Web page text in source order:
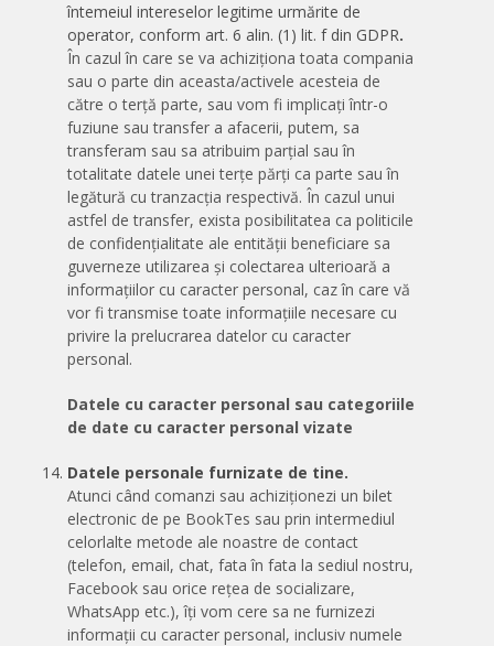
întemeiul intereselor legitime urmărite de
operator, conform art. 6 alin. (1) lit. f din GDPR.
În cazul în care se va achiziționa toata compania
sau o parte din aceasta/activele acesteia de
către o terță parte, sau vom fi implicați într-o
fuziune sau transfer a afacerii, putem, sa
transferam sau sa atribuim parțial sau în
totalitate datele unei terțe părți ca parte sau în
legătură cu tranzacția respectivă. În cazul unui
astfel de transfer, exista posibilitatea ca politicile
de confidențialitate ale entității beneficiare sa
guverneze utilizarea și colectarea ulterioară a
informațiilor cu caracter personal, caz în care vă
vor fi transmise toate informațiile necesare cu
privire la prelucrarea datelor cu caracter
personal.
Datele cu caracter personal sau categoriile
de date cu caracter personal vizate
Datele personale furnizate de tine.
Atunci când comanzi sau achiziționezi un bilet
electronic de pe BookTes sau prin intermediul
celorlalte metode ale noastre de contact
(telefon, email, chat, fata în fata la sediul nostru,
Facebook sau orice rețea de socializare,
WhatsApp etc.), îți vom cere sa ne furnizezi
informații cu caracter personal, inclusiv numele